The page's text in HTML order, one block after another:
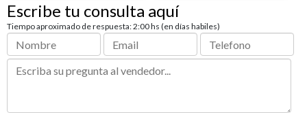
Escribe tu consulta aquí
Tiempo aproximado de respuesta: 2:00 hs (en días habiles)